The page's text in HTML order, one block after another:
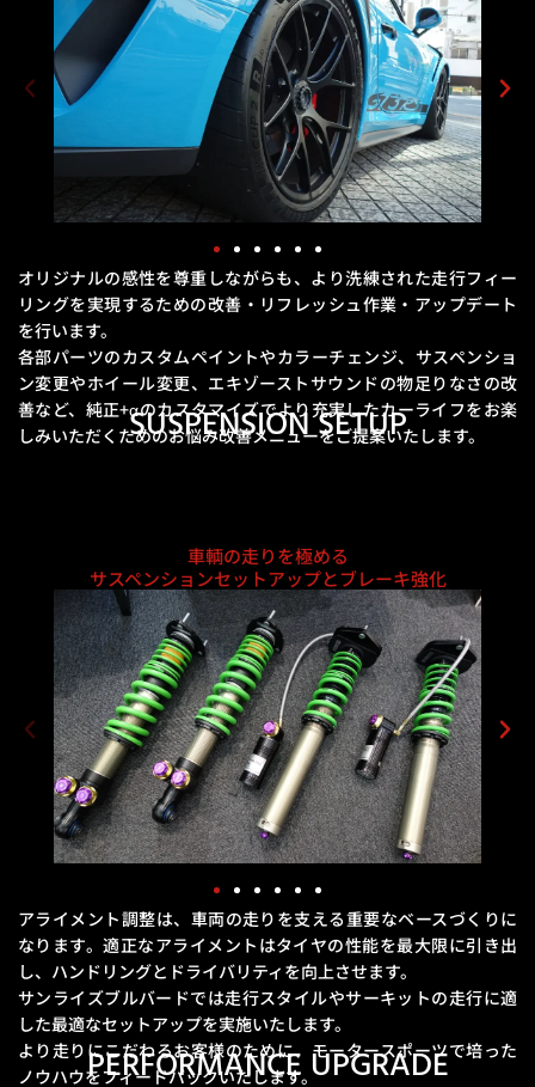
オリジナルの感性を尊重しながらも、より洗練された走行フィー
リングを実現するための改善・リフレッシュ作業・アップデート
を行います。
各部パーツのカスタムペイントやカラーチェンジ、サスペンショ
ン変更やホイール変更、エキゾーストサウンドの物足りなさの改
善など、 純正+αのカスタマイズでより充実したカーライフをお楽
しみいただくためのお悩み改善メニューをご提案いたします。
SUSPENSION SETUP
車輌の走りを極める
サスペンションセットアップとブレーキ強化
アライメント調整は、車両の走りを支える重要なベースづくりに
なります。適正なアライメントはタイヤの性能を最大限に引き出
し、ハンドリングとドライバリティを向上させます。
サンライズブルバードでは走行スタイルやサーキットの走行に適
した最適なセットアップを実施いたします。
より走りにこだわるお客様のために、モータースポーツで培った
ノウハウをフィードバックいたします。
PERFORMANCE UPGRADE